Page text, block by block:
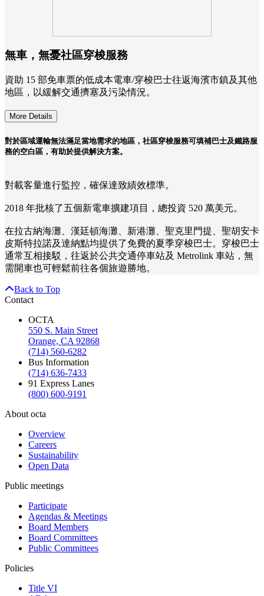
無車，無憂社區穿梭服務
資助 15 部免車票的低成本電車/穿梭巴士往返海濱市鎮及其他
地區，以緩解交通擠塞及污染情況。
More Details
對於區域運輸無法滿足當地需求的地區，社區穿梭服務可填補巴士及鐵路服
務的空白區，有助於提供解決方案。
對載客量進行監控，確保達致績效標準。
2018 年批核了五個新電車擴建項目，總投資 520 萬美元。
在拉古納海灘、漢廷頓海灘、新港灘、聖克里門提、聖胡安卡
皮斯特拉諾及達納點均提供了免費的夏季穿梭巴士。穿梭巴士
通常互相接駁，往返於公共交通停車站及 Metrolink 車站，無
需開車也可輕鬆前往各個旅遊勝地。
Back to Top
Contact
OCTA
550 S. Main Street
Orange, CA 92868
(714) 560-6282
Bus Information
(714) 636-7433
91 Express Lanes
(800) 600-9191
About octa
Overview
Careers
Sustainability
Open Data
Public meetings
Participate
Agendas & Meetings
Board Members
Board Committees
Public Committees
Policies
Title VI